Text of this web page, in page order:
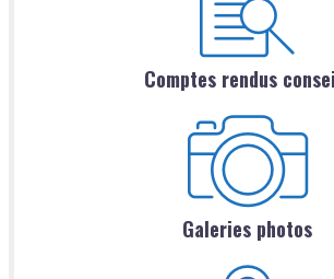
Comptes rendus
Galeries photos